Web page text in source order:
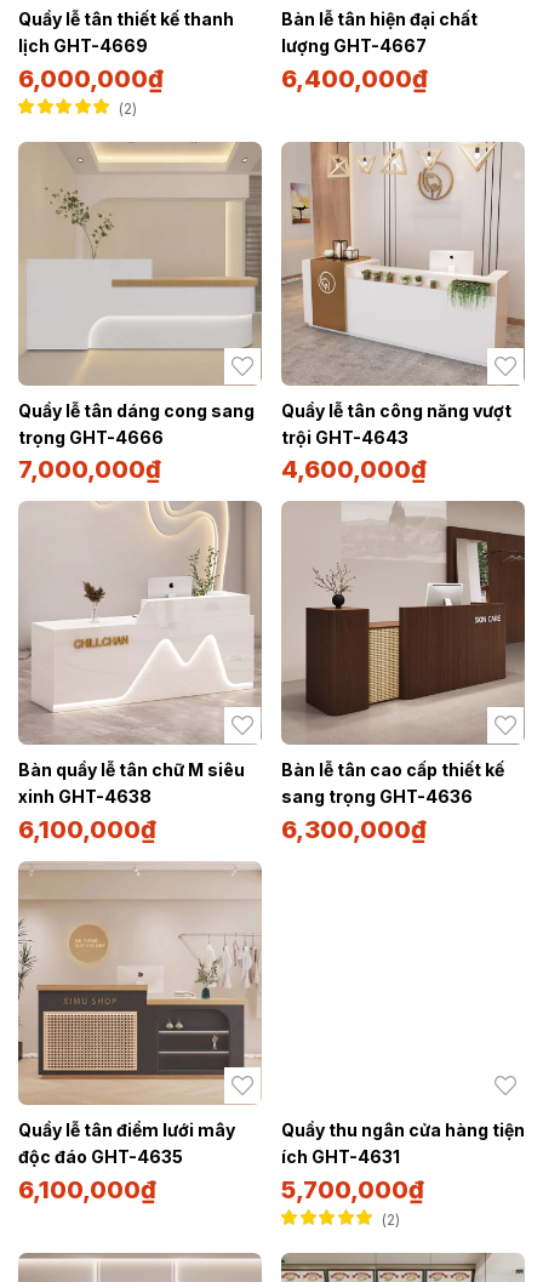
Quầy lễ tân thiết kế thanh
lịch GHT-4669
6,000,000₫
5.005 sao
2
Bàn lễ tân hiện đại chất
lượng GHT-4667
6,400,000₫
Quầy lễ tân dáng cong sang
trọng GHT-4666
7,000,000₫
Quầy lễ tân công năng vượt
trội GHT-4643
4,600,000₫
Bàn quầy lễ tân chữ M siêu
xinh GHT-4638
6,100,000₫
Bàn lễ tân cao cấp thiết kế
sang trọng GHT-4636
6,300,000₫
Quầy lễ tân điểm lưới mây
độc đáo GHT-4635
6,100,000₫
Quầy thu ngân cửa hàng tiện
ích GHT-4631
5,700,000₫
5.005 sao
2